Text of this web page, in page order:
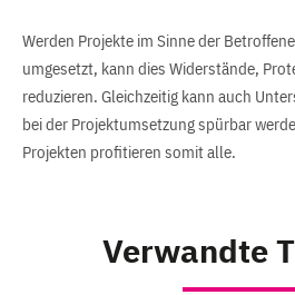
Werden Projekte im Sinne der
umgesetzt, kann dies Widerstände,
reduzieren. Gleichzeitig kann auch
bei der Projektumsetzung spürbar
Projekten profitieren somit alle.
Verwandte